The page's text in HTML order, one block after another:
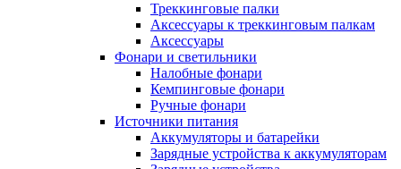
Треккинговые палки
Аксессуары к треккинговым палкам
Аксессуары
Фонари и светильники
Налобные фонари
Кемпинговые фонари
Ручные фонари
Источники питания
Аккумуляторы и батарейки
Зарядные устройства к аккумуляторам